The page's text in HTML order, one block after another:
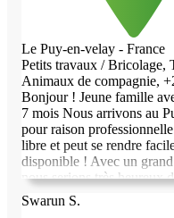
pas. Et je souhaite créer
confiance avec une famille
suis déjà sur Annecy et je
toujours motivée pour
pleinement dans cette belle
d’échange et de partage.
me contacter pour
Le Puy-en-velay - France
Petits travaux / Bricolage,
Animaux de compagnie,
Bonjour ! Jeune famille
7 mois Nous arrivons au
pour raison
libre et peut se rendre
disponible ! Avec un
nous serions très heureux
garder votre maison tout en
utile
Swarun S.